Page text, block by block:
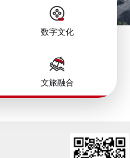
数字文化
文旅融合